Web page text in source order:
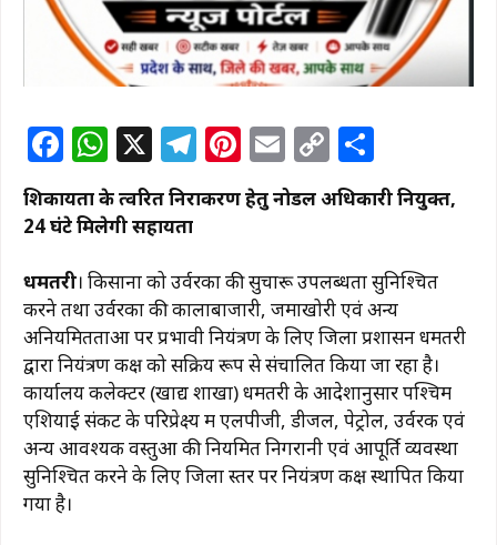
F
c
b
o
o
k
W
h
at
A
p
p
X T
e
ra
m
Pi
n
te
st
E
m
ai
C
o
p
Li
n
k
h
ar
शिकायतों के त्वरित निराकरण हेतु नोडल अधिकारी नियुक्त,
24 घंटे मिलेगी सहायता
धमतरी। किसानों को उर्वरकों की सुचारू उपलब्धता सुनिश्चित
करने तथा उर्वरकों की कालाबाजारी, जमाखोरी एवं अन्य
अनियमितताओं पर प्रभावी नियंत्रण के लिए जिला प्रशासन धमतरी
द्वारा नियंत्रण कक्ष को सक्रिय रूप से संचालित किया जा रहा है।
कार्यालय कलेक्टर (खाद्य शाखा) धमतरी के आदेशानुसार पश्चिम
एशियाई संकट के परिप्रेक्ष्य में एलपीजी, डीजल, पेट्रोल, उर्वरक एवं
अन्य आवश्यक वस्तुओं की नियमित निगरानी एवं आपूर्ति व्यवस्था
सुनिश्चित करने के लिए जिला स्तर पर नियंत्रण कक्ष स्थापित किया
गया है।